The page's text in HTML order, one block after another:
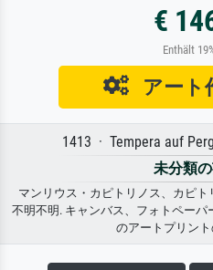
€
Enthält
アート
1413 · Tempera auf
未分類
マンリウス・カピトリノス、カピト
不明不明. キャンバス、フォトペー
のアートプリント